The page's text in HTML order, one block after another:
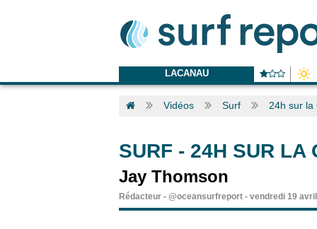
LACANAU
Vidéos Surf 24h sur la
SURF - 24H SUR LA
Jay Thomson
Rédacteur - @oceansurfreport - vendredi 19